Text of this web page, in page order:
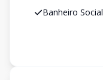
Banheiro Social